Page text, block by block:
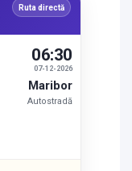
Ruta directă
07-12-2026
06:30
Maribor
Autostradă